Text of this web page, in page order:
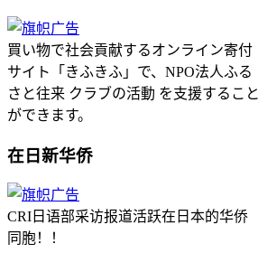
買い物で社会貢献するオンライン寄付
サイト「きふきふ」で、NPO法人ふる
さと往来 クラブの活動 を支援すること
ができます。
在日新华侨
CRI日语部采访报道活跃在日本的华侨
同胞！！